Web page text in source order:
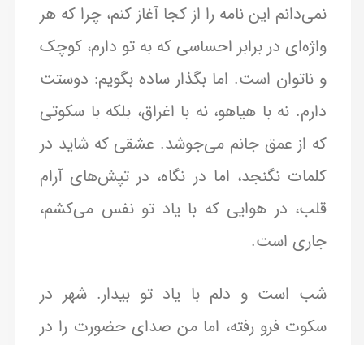
نمی‌دانم این نامه را از کجا آغاز کنم، چرا که هر
واژه‌ای در برابر احساسی که به تو دارم، کوچک
و ناتوان است. اما بگذار ساده بگویم: دوستت
دارم. نه با هیاهو، نه با اغراق، بلکه با سکوتی
که از عمق جانم می‌جوشد. عشقی که شاید در
کلمات نگنجد، اما در نگاه، در تپش‌های آرام
قلب، در هوایی که با یاد تو نفس می‌کشم،
جاری است.
شب است و دلم با یاد تو بیدار. شهر در
سکوت فرو رفته، اما من صدای حضورت را در